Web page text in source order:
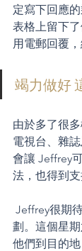
定寫下回應
表格上留下
用電郵回覆，
竭力做好
由於多了很
電視台、雜
會讓 Jeffrey
法，也得到支
Jeffrey很期
劃。這個星
他們到目的